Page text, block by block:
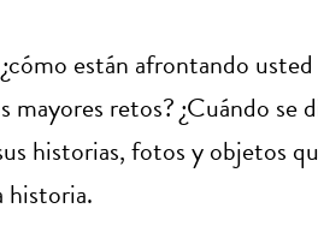
están afrontando
mayores retos? ¿Cuándo
historias, fotos y objetos
historia.